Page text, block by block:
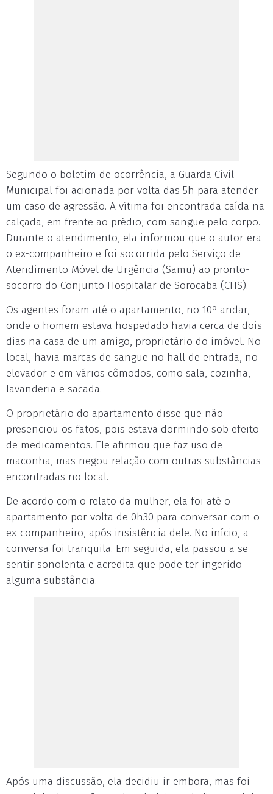
Segundo o boletim de ocorrência, a Guarda Civil
Municipal foi acionada por volta das 5h para atender
um caso de agressão. A vítima foi encontrada caída na
calçada, em frente ao prédio, com sangue pelo corpo.
Durante o atendimento, ela informou que o autor era
o ex-companheiro e foi socorrida pelo Serviço de
Atendimento Móvel de Urgência (Samu) ao pronto-
socorro do Conjunto Hospitalar de Sorocaba (CHS).
Os agentes foram até o apartamento, no 10º andar,
onde o homem estava hospedado havia cerca de dois
dias na casa de um amigo, proprietário do imóvel. No
local, havia marcas de sangue no hall de entrada, no
elevador e em vários cômodos, como sala, cozinha,
lavanderia e sacada.
O proprietário do apartamento disse que não
presenciou os fatos, pois estava dormindo sob efeito
de medicamentos. Ele afirmou que faz uso de
maconha, mas negou relação com outras substâncias
encontradas no local.
De acordo com o relato da mulher, ela foi até o
apartamento por volta de 0h30 para conversar com o
ex-companheiro, após insistência dele. No início, a
conversa foi tranquila. Em seguida, ela passou a se
sentir sonolenta e acredita que pode ter ingerido
alguma substância.
Após uma discussão, ela decidiu ir embora, mas foi